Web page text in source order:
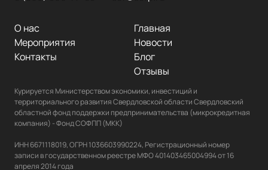
Главная
О нас
Новости
Мероприятия
Блог
Контакты
Отзывы
Курируется Министерством экономики, инвестиций и
территориального развития Свердловской области Свердловский
областной фонд поддержки предпринимательства (микрокредитная
компания) - Фонд СОФПП (МКК)
ИНН 6671118019, ОГРН 1036603990224, Регистрационный номер
записи в государственном реестре МФО 401403465004994 от 16
апреля 2014 года